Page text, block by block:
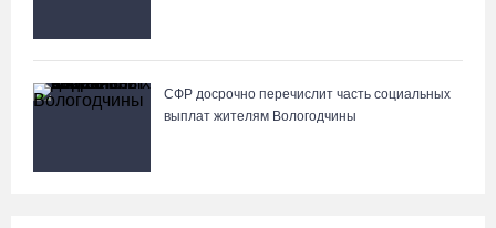
СФР досрочно перечислит часть социальных
выплат жителям Вологодчины